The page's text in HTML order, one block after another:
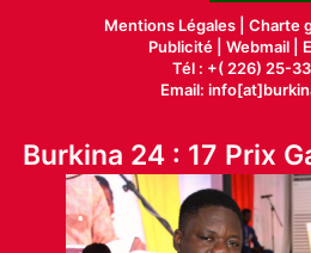
Mentions Légales | Charte
Publicité| Webmail |
Tél : +( 226) 25-
Email:
Burkina 24 : 17 Prix